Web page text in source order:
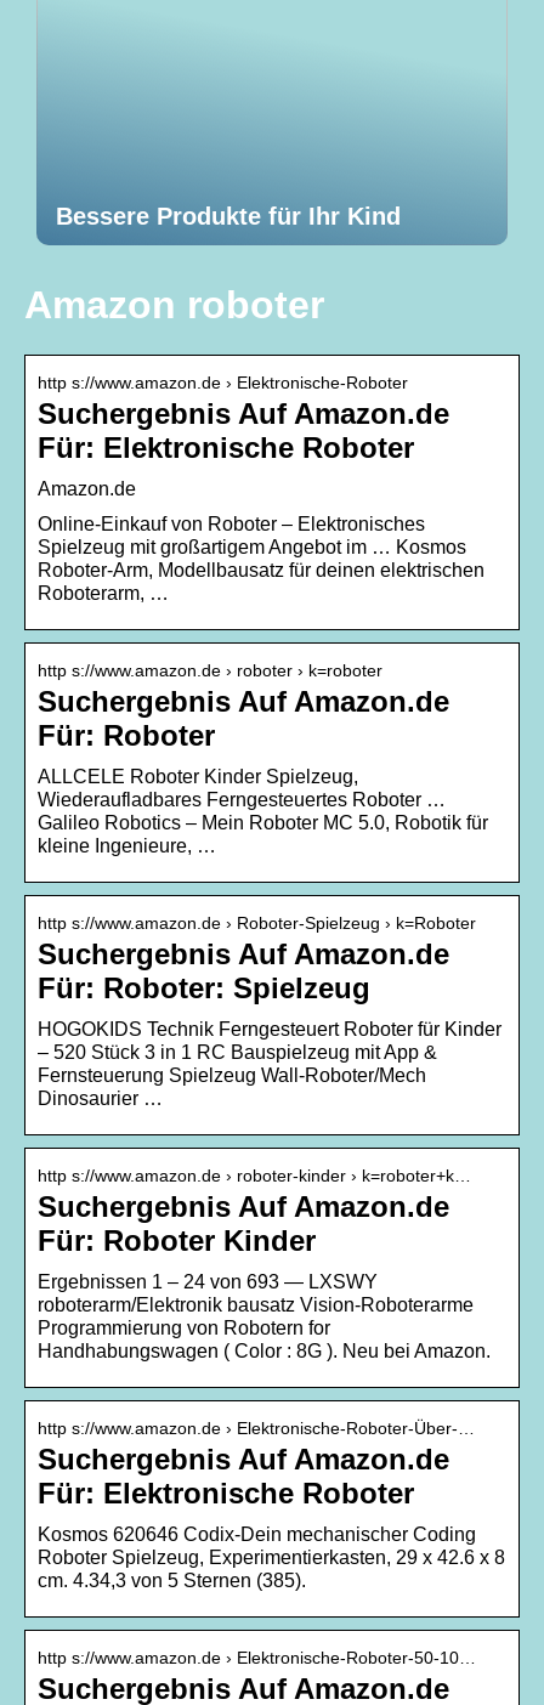
Bessere Produkte für Ihr Kind
Amazon roboter
http s://www.amazon.de › Elektronische-Roboter
Suchergebnis Auf Amazon.de
Für: Elektronische Roboter
Amazon.de
Online-Einkauf von Roboter – Elektronisches
Spielzeug mit großartigem Angebot im … Kosmos
Roboter-Arm, Modellbausatz für deinen elektrischen
Roboterarm, …
http s://www.amazon.de › roboter › k=roboter
Suchergebnis Auf Amazon.de
Für: Roboter
ALLCELE Roboter Kinder Spielzeug,
Wiederaufladbares Ferngesteuertes Roboter …
Galileo Robotics – Mein Roboter MC 5.0, Robotik für
kleine Ingenieure, …
http s://www.amazon.de › Roboter-Spielzeug › k=Roboter
Suchergebnis Auf Amazon.de
Für: Roboter: Spielzeug
HOGOKIDS Technik Ferngesteuert Roboter für Kinder
– 520 Stück 3 in 1 RC Bauspielzeug mit App &
Fernsteuerung Spielzeug Wall-Roboter/Mech
Dinosaurier …
http s://www.amazon.de › roboter-kinder › k=roboter+k…
Suchergebnis Auf Amazon.de
Für: Roboter Kinder
Ergebnissen 1 – 24 von 693 — LXSWY
roboterarm/Elektronik bausatz Vision-Roboterarme
Programmierung von Robotern for
Handhabungswagen ( Color : 8G ). Neu bei Amazon.
http s://www.amazon.de › Elektronische-Roboter-Über-…
Suchergebnis Auf Amazon.de
Für: Elektronische Roboter
Kosmos 620646 Codix-Dein mechanischer Coding
Roboter Spielzeug, Experimentierkasten, ‎29 x 42.6 x 8
cm. 4.34,3 von 5 Sternen (385).
http s://www.amazon.de › Elektronische-Roboter-50-10…
Suchergebnis Auf Amazon.de